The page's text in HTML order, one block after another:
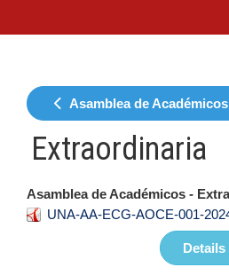
Asamblea de Académicos
Extraordinaria
Asamblea de Académicos -
UNA-AA-ECG-AOCE-001-
Details